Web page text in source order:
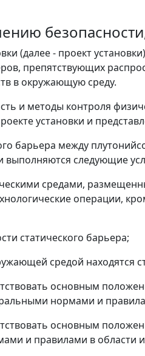
(далее - проект
препятствующих
в окружающую среду.
и методы контроля
установки и
барьера между
выполняются следующие
средами,
операции,
статического барьера;
средой находятся
основным
нормами и
основным
и правилами в области